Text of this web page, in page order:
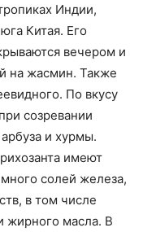
Индии,
Китая. Его
вечером и
на жасмин. Также
По вкусу
созревании
и хурмы.
имеют
солей железа,
в том числе
жирного масла. В